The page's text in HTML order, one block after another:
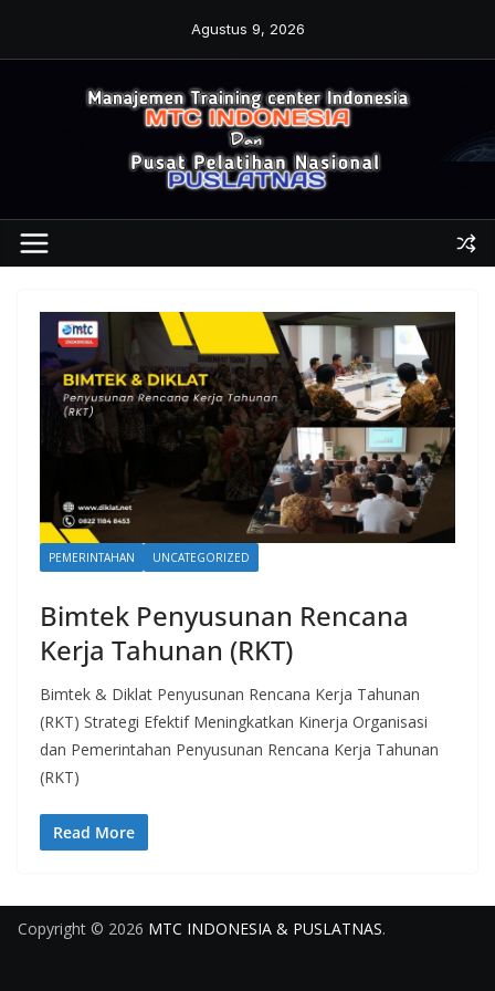
Agustus 9, 2026
PEMERINTAHAN UNCATEGORIZED
Bimtek Penyusunan Rencana
Kerja Tahunan (RKT)
Bimtek & Diklat Penyusunan Rencana Kerja Tahunan
(RKT) Strategi Efektif Meningkatkan Kinerja Organisasi
dan Pemerintahan Penyusunan Rencana Kerja Tahunan
(RKT)
Read More
Copyright © 2026 MTC INDONESIA & PUSLATNAS.